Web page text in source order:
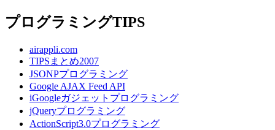
プログラミングTIPS
airappli.com
TIPSまとめ2007
JSONPプログラミング
Google AJAX Feed API
iGoogleガジェットプログラミング
jQueryプログラミング
ActionScript3.0プログラミング